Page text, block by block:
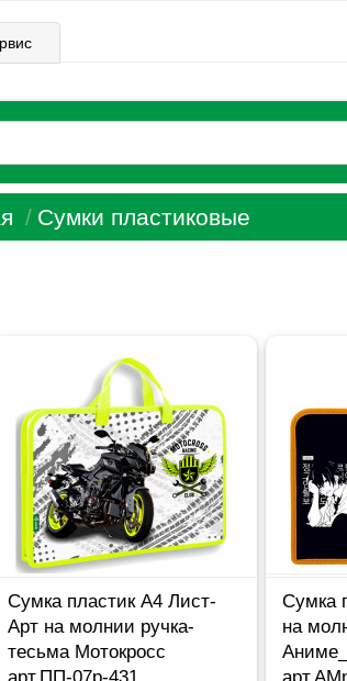
Сумки пластиковые
Сумка пластик А4 Лист-
Арт на молнии ручка-
тесьма Мотокросс
арт.ПП-07р-431
Сумка
на